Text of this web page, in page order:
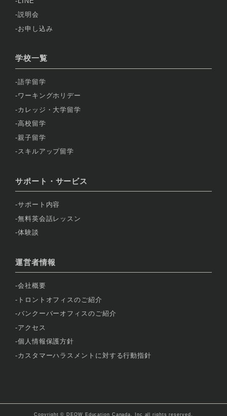
説明会
お申し込み
学校一覧
語学留学
ワーキングホリデー
カレッジ・大学留学
高校留学
親子留学
スキルアップ留学
サポート・サービス
サポート内容
無料英会話レッスン
体験談
運営者情報
会社概要
トロントオフィスのご紹介
バンクーバーオフィスのご紹介
アクセス
個人情報保護方針
カスタマーハラスメントに対する行動指針
Copyright © DEOW Education Canada, Inc all rights reserved.